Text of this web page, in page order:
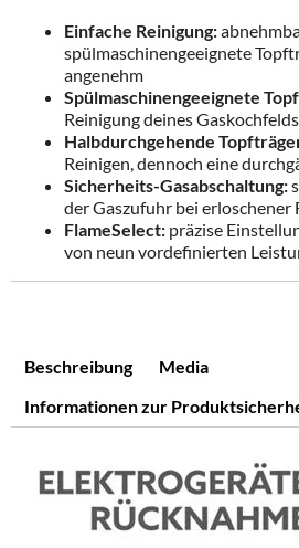
Einfache Reinigung:
spülmaschinengeeignete
angenehm
Spülmaschinengeeignete
Reinigung deines
Halbdurchgehende
Reinigen, dennoch eine
Sicherheits-Gasabschaltung:
der Gaszufuhr bei erloschener
FlameSelect: präzise
von neun vordefinierten
Beschreibung
Media
Informationen zur